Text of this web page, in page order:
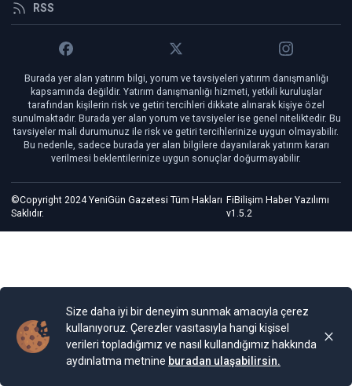
RSS
Burada yer alan yatırım bilgi, yorum ve tavsiyeleri yatırım danışmanlığı
kapsamında değildir. Yatırım danışmanlığı hizmeti, yetkili kuruluşlar
tarafından kişilerin risk ve getiri tercihleri dikkate alınarak kişiye özel
sunulmaktadır. Burada yer alan yorum ve tavsiyeler ise genel niteliktedir. Bu
tavsiyeler mali durumunuz ile risk ve getiri tercihlerinize uygun olmayabilir.
Bu nedenle, sadece burada yer alan bilgilere dayanılarak yatırım kararı
verilmesi beklentilerinize uygun sonuçlar doğurmayabilir.
©Copyright 2024 YeniGün Gazetesi Tüm Hakları
Saklıdır.
FiBilişim Haber Yazılımı
v1.5.2
Size daha iyi bir deneyim sunmak amacıyla çerez
kullanıyoruz. Çerezler vasıtasıyla hangi kişisel
verileri topladığımız ve nasıl kullandığımız hakkında
aydınlatma metnine buradan ulaşabilirsin.